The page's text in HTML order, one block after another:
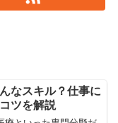
なスキル？仕事に
ツを解説